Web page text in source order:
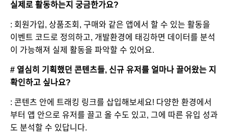
실제로 활동하는지 궁금한가요?
: 회원가입, 상품조회, 구매와 같은 앱에서 할 수 있는 활동을
이벤트 코드로 정의하고, 개발환경에 태깅하면 데이터를 분석
이 가능해져 실제 활동을 파악할 수 있어요.
# 열심히 기획했던 콘텐츠들, 신규 유저를 얼마나 끌어왔는 지
확인하고 싶나요?
: 콘텐츠 안에 트래킹 링크를 삽입해보세요! 다양한 환경에서
부터 앱 안으로 유저를 끌고 올 수도 있고, 그에 따른 유입 성과
도 분석할 수 있답니다.